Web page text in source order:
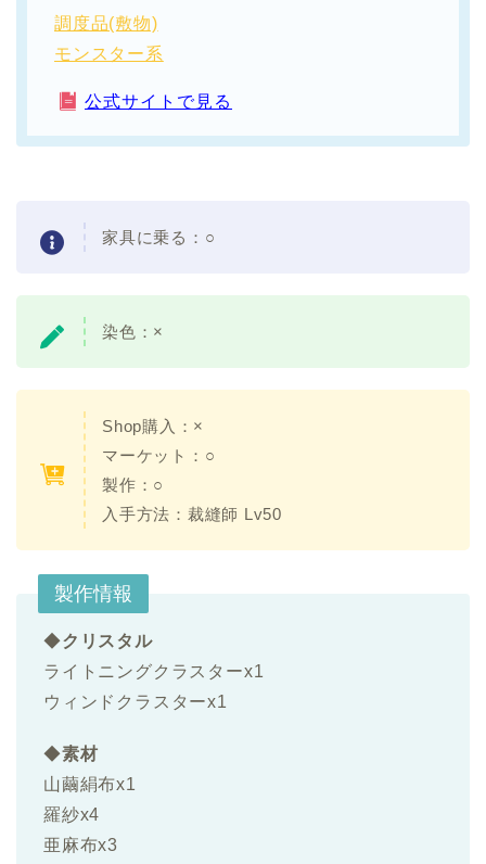
調度品(敷物)
モンスター系
公式サイトで見る
家具に乗る： ○
染色： ×
Shop購入：×
マーケット：○
製作：○
入手方法： 裁縫師 Lv50
製作情報
◆クリスタル
ライトニングクラスターx1
ウィンドクラスターx1
◆素材
山繭絹布x1
羅紗x4
亜麻布x3